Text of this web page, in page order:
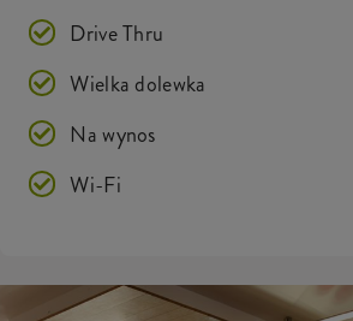
Drive Thru
Wielka dolewka
Na wynos
Wi-Fi